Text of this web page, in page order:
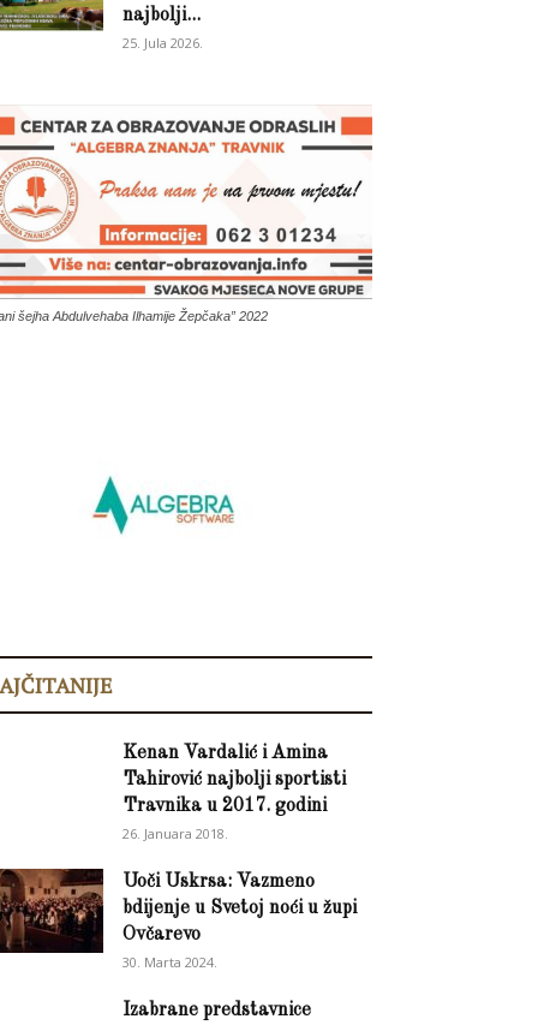
najbolji...
25. Jula 2026.
šejha Abdulvehaba Ilhamije Žepčaka” 2022
Kenan Vardalić i Amina
Tahirović najbolji sportisti
Travnika u 2017. godini
26. Januara 2018.
Uoči Uskrsa: Vazmeno
bdijenje u Svetoj noći u župi
Ovčarevo
30. Marta 2024.
Izabrane predstavnice